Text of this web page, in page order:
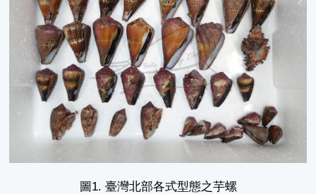
圖1. 臺灣北部各式型態之芋螺